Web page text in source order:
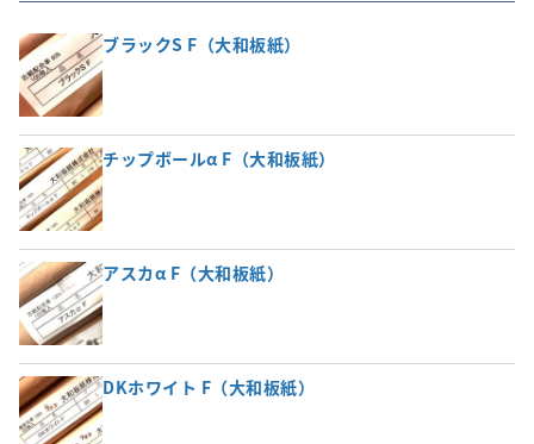
ブラックS F（大和板紙）
チップボールα F（大和板紙）
アスカα F（大和板紙）
DKホワイト F（大和板紙）